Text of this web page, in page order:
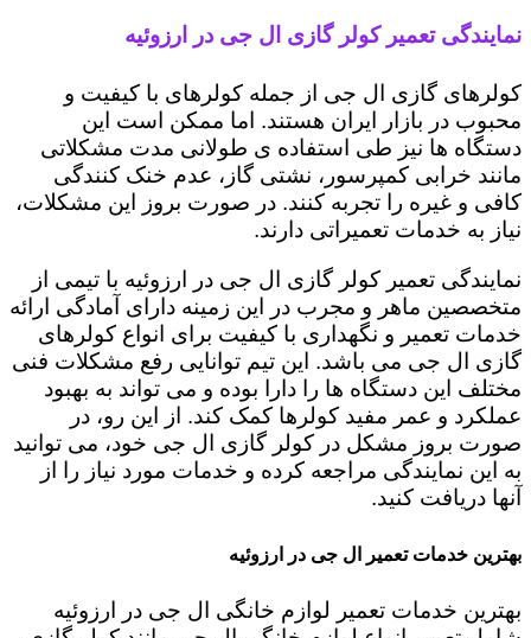
نمایندگی تعمیر کولر گازی ال جی در ارزوئیه
کولرهای گازی ال جی از جمله کولرهای با کیفیت و
محبوب در بازار ایران هستند. اما ممکن است این
دستگاه ها نیز طی استفاده ی طولانی مدت مشکلاتی
مانند خرابی کمپرسور، نشتی گاز، عدم خنک کنندگی
کافی و غیره را تجربه کنند. در صورت بروز این مشکلات،
نیاز به خدمات تعمیراتی دارند.
نمایندگی تعمیر کولر گازی ال جی در ارزوئیه با تیمی از
متخصصین ماهر و مجرب در این زمینه دارای آمادگی ارائه
خدمات تعمیر و نگهداری با کیفیت برای انواع کولرهای
گازی ال جی می باشد. این تیم توانایی رفع مشکلات فنی
مختلف این دستگاه ها را دارا بوده و می تواند به بهبود
عملکرد و عمر مفید کولرها کمک کند. از این رو، در
صورت بروز مشکل در کولر گازی ال جی خود، می توانید
به این نمایندگی مراجعه کرده و خدمات مورد نیاز را از
آنها دریافت کنید.
بهترین خدمات تعمیر ال جی در ارزوئیه
بهترین خدمات تعمیر لوازم خانگی ال جی در ارزوئیه